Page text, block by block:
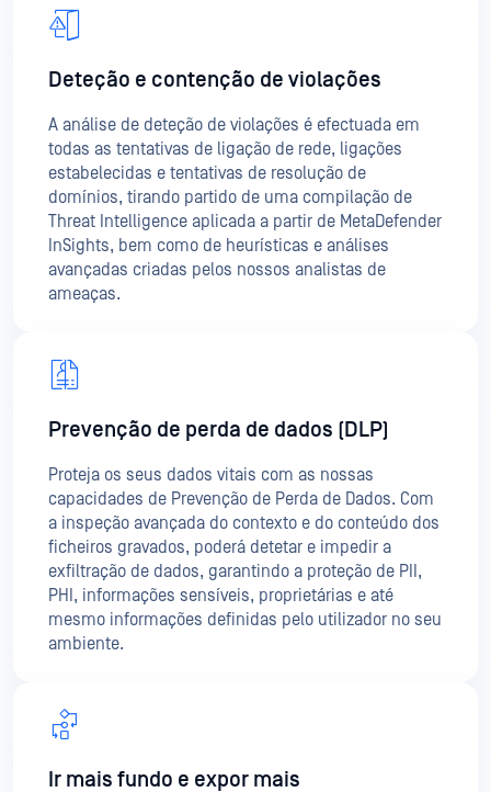
Deteção e contenção de violações
A análise de deteção de violações é efectuada em
todas as tentativas de ligação de rede, ligações
estabelecidas e tentativas de resolução de
domínios, tirando partido de uma compilação de
Threat Intelligence aplicada a partir de MetaDefender
InSights, bem como de heurísticas e análises
avançadas criadas pelos nossos analistas de
ameaças.
Prevenção de perda de dados (DLP)
Proteja os seus dados vitais com as nossas
capacidades de Prevenção de Perda de Dados. Com
a inspeção avançada do contexto e do conteúdo dos
ficheiros gravados, poderá detetar e impedir a
exfiltração de dados, garantindo a proteção de PII,
PHI, informações sensíveis, proprietárias e até
mesmo informações definidas pelo utilizador no seu
ambiente.
Ir mais fundo e expor mais